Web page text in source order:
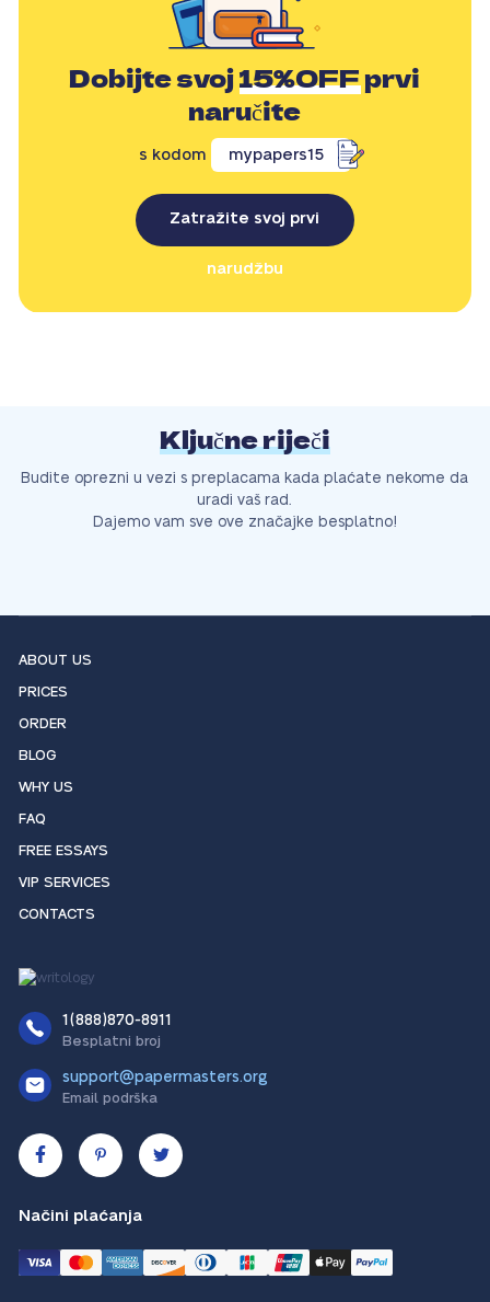
Dobijte svoj15%OFFprvi
naručite
s kodom mypapers15
Zatražite svoj prvi
narudžbu
Ključne riječi
Budite oprezni u vezi s preplacama kada plaćate nekome da
uradi vaš rad.
Dajemo vam sve ove značajke besplatno!
ABOUT US
PRICES
ORDER
BLOG
WHY US
FAQ
FREE ESSAYS
VIP SERVICES
CONTACTS
1(888)870-8911
Besplatni broj
support@papermasters.org
Email podrška
Načini plaćanja